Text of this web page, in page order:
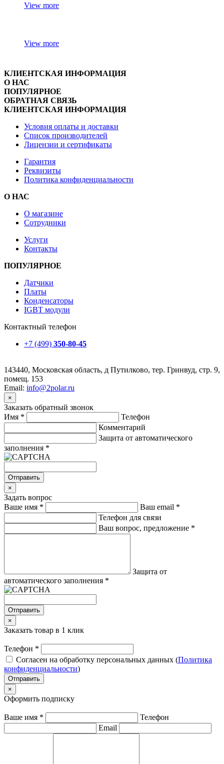
View more
View more
КЛИЕНТСКАЯ ИНФОРМАЦИЯ
О НАС
ПОПУЛЯРНОЕ
ОБРАТНАЯ СВЯЗЬ
КЛИЕНТСКАЯ ИНФОРМАЦИЯ
Условия оплаты и доставки
Список производителей
Лицензии и сертификаты
Гарантия
Реквизиты
Политика конфиденциальности
О НАС
О магазине
Сотрудники
Услуги
Контакты
ПОПУЛЯРНОЕ
Датчики
Платы
Конденсаторы
IGBT модули
Контактный телефон
+7 (499) 350-80-45
143440, Московская область, д Путилково, тер. Гринвуд, стр. 9,
помещ. 153
Email: info@2polar.ru
×
Заказать обратный звонок
Имя *
Телефон
Комментарий
Защита от автоматического
заполнения *
Отправить
×
Задать вопрос
Ваше имя * Ваш email *
Телефон для связи
Ваш вопрос, предложение *
Защита от
автоматического заполнения *
Отправить
×
Заказать товар в 1 клик
Телефон *
Согласен на обработку персональных данных (Политика
конфиденциальности)
Отправить
×
Оформить подписку
Ваше имя *
Телефон
Email